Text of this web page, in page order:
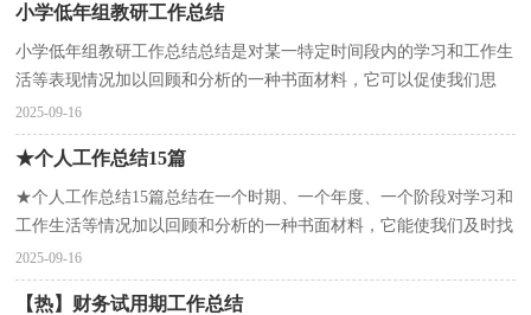
小学低年组教研工作总结
小学低年组教研工作总结总结是对某一特定时间段内的学习和工作生
活等表现情况加以回顾和分析的一种书面材料，它可以促使我们思
考，不如我们来制定一份总结吧。那么我们该怎么去...
2025-09-16
★个人工作总结15篇
★个人工作总结15篇总结在一个时期、一个年度、一个阶段对学习和
工作生活等情况加以回顾和分析的一种书面材料，它能使我们及时找
出错误并改正，因此十分有必须要写一份总结哦。...
2025-09-16
【热】财务试用期工作总结